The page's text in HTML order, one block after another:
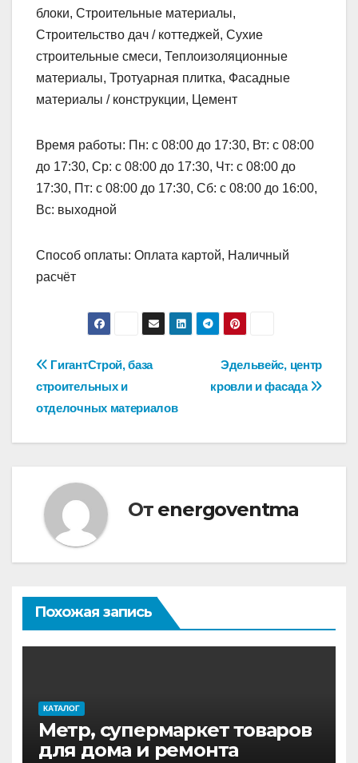
блоки, Строительные материалы,
Строительство дач / коттеджей, Сухие
строительные смеси, Теплоизоляционные
материалы, Тротуарная плитка, Фасадные
материалы / конструкции, Цемент
Время работы: Пн: с 08:00 до 17:30, Вт: с 08:00
до 17:30, Ср: с 08:00 до 17:30, Чт: с 08:00 до
17:30, Пт: с 08:00 до 17:30, Сб: с 08:00 до 16:00,
Вс: выходной
Способ оплаты: Оплата картой, Наличный
расчёт
Навигация
по
записям
Эдельвейс, центр
кровли и фасада
ГигантСтрой, база
строительных и
отделочных материалов
От energoventma
Похожая запись
КАТАЛОГ
Метр, супермаркет товаров
для дома и ремонта